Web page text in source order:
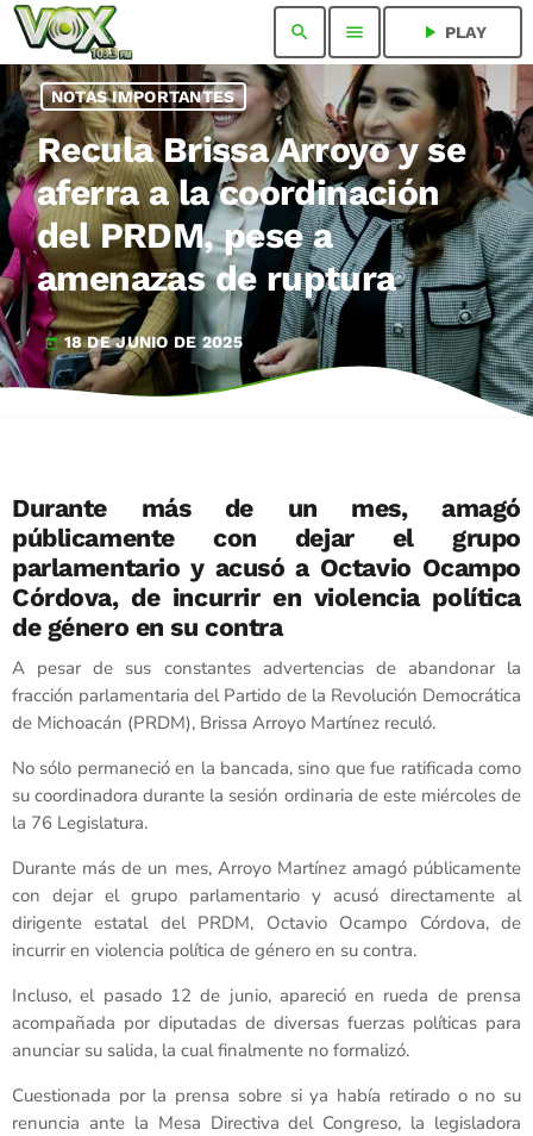
search menu play_arrow PLAY
NOTAS IMPORTANTES
Recula Brissa Arroyo y se
aferra a la coordinación
del PRDM, pese a
amenazas de ruptura
today 18 DE JUNIO DE 2025
Durante más de un mes, amagó
públicamente con dejar el grupo
parlamentario y acusó a Octavio Ocampo
Córdova, de incurrir en violencia política
de género en su contra
A pesar de sus constantes advertencias de abandonar la
fracción parlamentaria del Partido de la Revolución Democrática
de Michoacán (PRDM), Brissa Arroyo Martínez reculó.
No sólo permaneció en la bancada, sino que fue ratificada como
su coordinadora durante la sesión ordinaria de este miércoles de
la 76 Legislatura.
Durante más de un mes, Arroyo Martínez amagó públicamente
con dejar el grupo parlamentario y acusó directamente al
dirigente estatal del PRDM, Octavio Ocampo Córdova, de
incurrir en violencia política de género en su contra.
Incluso, el pasado 12 de junio, apareció en rueda de prensa
acompañada por diputadas de diversas fuerzas políticas para
anunciar su salida, la cual finalmente no formalizó.
Cuestionada por la prensa sobre si ya había retirado o no su
renuncia ante la Mesa Directiva del Congreso, la legisladora